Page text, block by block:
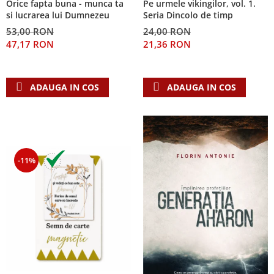
Despre afaceri
Dezvoltare personala
Leadership
Mediu
Orice fapta buna - munca ta
si lucrarea lui Dumnezeu
53,00 RON
47,17 RON
ADAUGA IN COS
Pe urmele vikingilor, vol. 1.
Seria Dincolo de timp
24,00 RON
21,36 RON
ADAUGA IN COS
-11%